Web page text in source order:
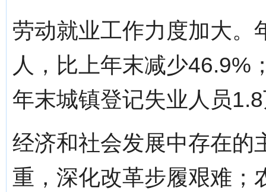
劳动就业工作力度加大。
人，比上年末减少46.9%
年末城镇登记失业人员
经济和社会发展中存在的
重，深化改革步履艰难；